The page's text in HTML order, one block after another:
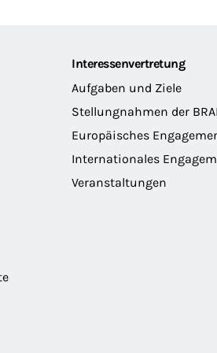
Interessenvertretung
Aufgaben und Ziele
Stellungnahmen der
Europäisches
Internationales
Veranstaltungen